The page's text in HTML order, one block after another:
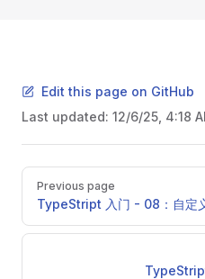
Edit this page on GitHub
Last updated: 12/6/25, 4:18
Pager
Previous page
TypeStript 入门 - 08：自定